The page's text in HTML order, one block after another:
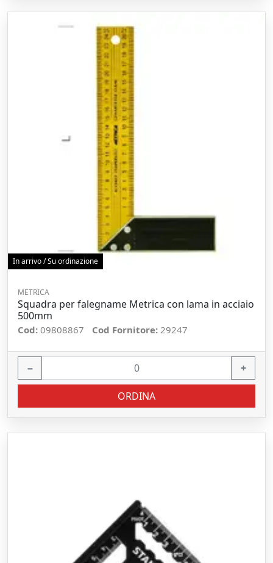
In arrivo / Su ordinazione
METRICA
Squadra per falegname Metrica con lama in acciaio
500mm
Cod: 09808867 Cod Fornitore: 29247
− +
ORDINA